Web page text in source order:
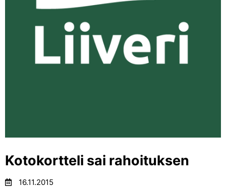
Kotokortteli sai rahoituksen
16.11.2015